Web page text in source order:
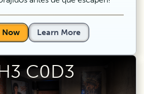
Now Learn More
C0D3